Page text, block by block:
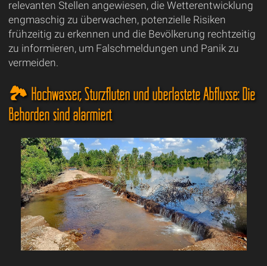
relevanten Stellen angewiesen, die Wetterentwicklung
engmaschig zu überwachen, potenzielle Risiken
frühzeitig zu erkennen und die Bevölkerung rechtzeitig
zu informieren, um Falschmeldungen und Panik zu
vermeiden.
🏞️ Hochwasser, Sturzfluten und überlastete Abflüsse: Die
Behörden sind alarmiert